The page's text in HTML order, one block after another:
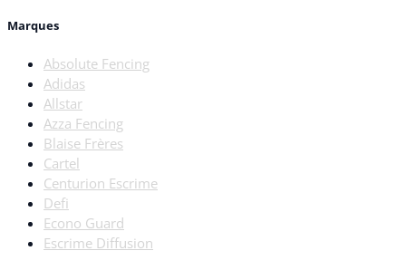
Marques
Absolute Fencing
Adidas
Allstar
Azza Fencing
Blaise Frères
Cartel
Centurion Escrime
Defi
Econo Guard
Escrime Diffusion